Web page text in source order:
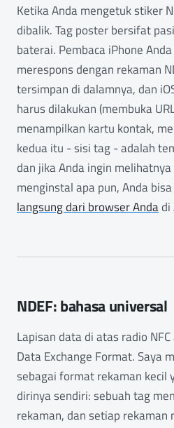
Ketika Anda mengetuk stiker
dibalik. Tag poster bersifat
baterai. Pembaca iPhone
merespons dengan rekaman
tersimpan di dalamnya, dan
harus dilakukan (membuka
menampilkan kartu kontak,
kedua itu - sisi tag - adalah
dan jika Anda ingin
menginstal apa pun, Anda bisa
langsung dari browser Andadi
NDEF: bahasa universal
Lapisan data di atas radio
Data Exchange Format. Saya
sebagai format rekaman kecil
dirinya sendiri: sebuah tag
rekaman, dan setiap rekaman